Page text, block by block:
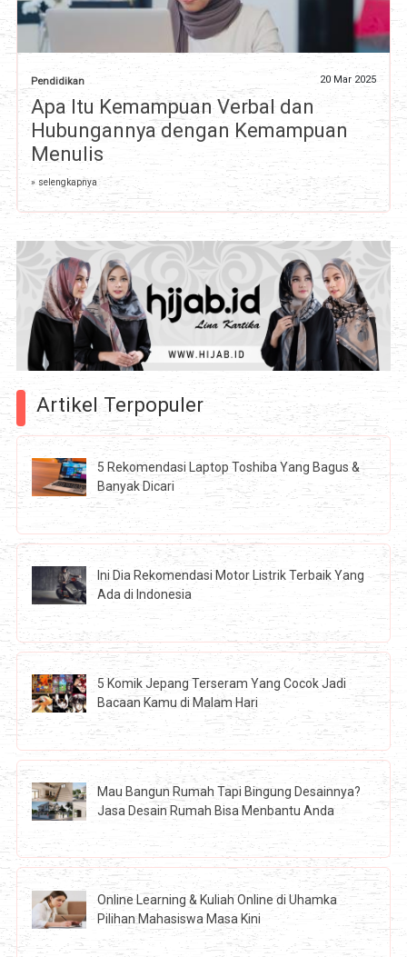
Pendidikan 20 Mar 2025
Apa Itu Kemampuan Verbal dan
Hubungannya dengan Kemampuan
Menulis
» selengkapnya
Artikel Terpopuler
5 Rekomendasi Laptop Toshiba Yang Bagus &
Banyak Dicari
Ini Dia Rekomendasi Motor Listrik Terbaik Yang
Ada di Indonesia
5 Komik Jepang Terseram Yang Cocok Jadi
Bacaan Kamu di Malam Hari
Mau Bangun Rumah Tapi Bingung Desainnya?
Jasa Desain Rumah Bisa Menbantu Anda
Online Learning & Kuliah Online di Uhamka
Pilihan Mahasiswa Masa Kini